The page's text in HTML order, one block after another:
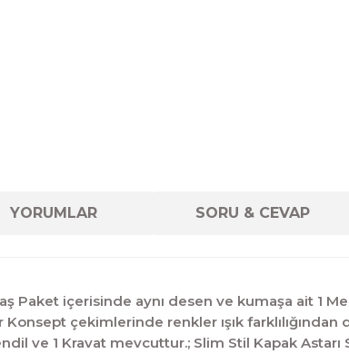
YORUMLAR SORU & CEVAP
Paket içerisinde aynı desen ve kumaşa ait 1
çekimlerinde renkler ışık
ve 1 Kravat mevcuttur.; Slim Stil Kapak